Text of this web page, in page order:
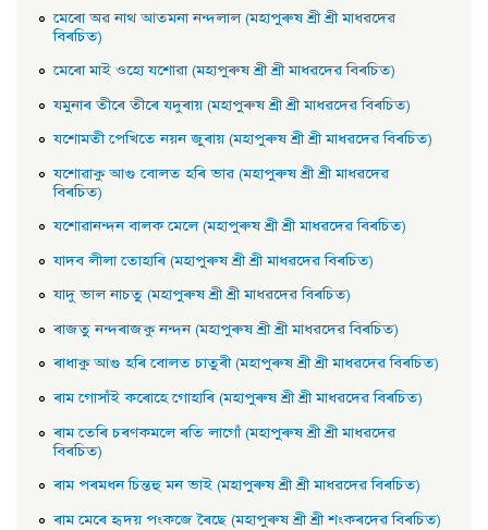
মেৰাে অৱ নাথ আতমনা নন্দলাল (মহাপুৰুষ শ্ৰী শ্ৰী মাধৱদেৱ
বিৰচিত)
মেৰাে মাই ওহাে যশােৱা (মহাপুৰুষ শ্ৰী শ্ৰী মাধৱদেৱ বিৰচিত)
যমুনাৰ তীৰে তীৰে যদুৰায় (মহাপুৰুষ শ্ৰী শ্ৰী মাধৱদেৱ বিৰচিত)
যশােমতী পেখিতে নয়ন জুৰায় (মহাপুৰুষ শ্ৰী শ্ৰী মাধৱদেৱ বিৰচিত)
যশােৱাকু আগু বােলত হৰি ভাৱ (মহাপুৰুষ শ্ৰী শ্ৰী মাধৱদেৱ
বিৰচিত)
যশােৱানন্দন বালক মেলে (মহাপুৰুষ শ্ৰী শ্ৰী মাধৱদেৱ বিৰচিত)
যাদব লীলা তােহাৰি (মহাপুৰুষ শ্ৰী শ্ৰী মাধৱদেৱ বিৰচিত)
যাদু ভাল নাচতু (মহাপুৰুষ শ্ৰী শ্ৰী মাধৱদেৱ বিৰচিত)
ৰাজতু নন্দৰাজকু নন্দন (মহাপুৰুষ শ্ৰী শ্ৰী মাধৱদেৱ বিৰচিত)
ৰাধাকু আগু হৰি বােলত চাতুৰী (মহাপুৰুষ শ্ৰী শ্ৰী মাধৱদেৱ বিৰচিত)
ৰাম গােসাঁই কৰােহে গােহাৰি (মহাপুৰুষ শ্ৰী শ্ৰী মাধৱদেৱ বিৰচিত)
ৰাম তেৰি চৰণকমলে ৰতি লাগোঁ (মহাপুৰুষ শ্ৰী শ্ৰী মাধৱদেৱ
বিৰচিত)
ৰাম পৰমধন চিন্তহু মন ভাই (মহাপুৰুষ শ্ৰী শ্ৰী মাধৱদেৱ বিৰচিত)
ৰাম মেৰে হৃদয় পংকজে ৰৈছে (মহাপুৰুষ শ্ৰী শ্ৰী শংকৰদেৱ বিৰচিত)